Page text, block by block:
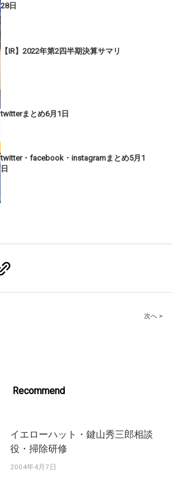
28日
【IR】2022年第2四半期決算サマリ
twitterまとめ6月1日
twitter・facebook・instagramまとめ5月1
日
次へ >
Recommend
イエローハット・鍵山秀三郎相談
役・掃除研修
2004年4月7日